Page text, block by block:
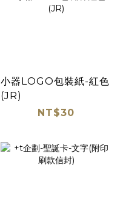
小器LOGO包裝紙-紅色
(JR)
NT$30